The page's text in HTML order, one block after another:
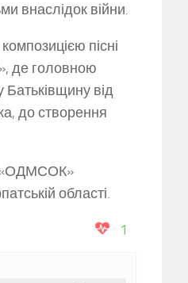
внаслідок війни.
пісні
де головною
Батьківщину від
до створення
«ОДМСОК»
області.
1